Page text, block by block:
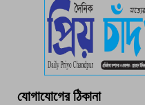
পচা
তরুণের
যোগাযোগের ঠিকানা